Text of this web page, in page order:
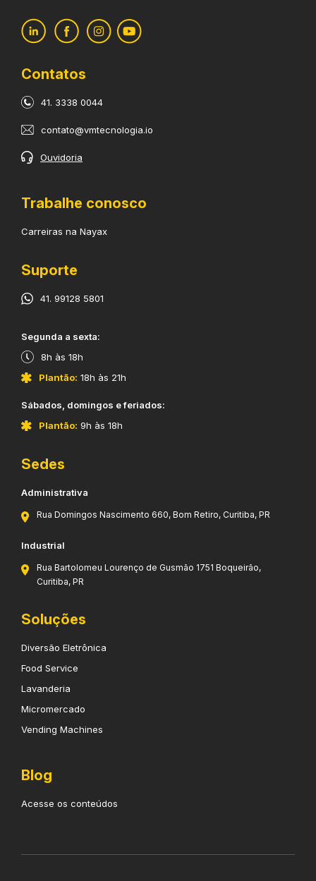
Contatos
41. 3338 0044
contato@vmtecnologia.io
Ouvidoria
Trabalhe conosco
Carreiras na Nayax
Suporte
41. 99128 5801
​Segunda a sexta:
8h às 18h
Plantão: 18h às 21h
​Sábados, domingos e feriados:
Plantão: 9h às 18h
Sedes
Administrativa
Rua Domingos Nascimento 660, Bom Retiro, Curitiba, PR
Industrial
Rua Bartolomeu Lourenço de Gusmão 1751 Boqueirão,
Curitiba, PR
Soluções
Diversão Eletrônica
Food Service
Lavanderia
Micromercado
Vending Machines
Blog
Acesse os conteúdos